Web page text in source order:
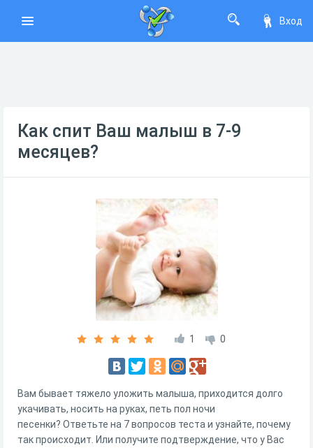
Вход
Как спит Ваш малыш в 7-9
месяцев?
1 0
Вам бывает тяжело уложить малыша, приходится долго
укачивать, носить на руках, петь пол ночи
песенки? Ответьте на 7 вопросов теста и узнайте, почему
так происходит. Или получите подтверждение, что у Вас